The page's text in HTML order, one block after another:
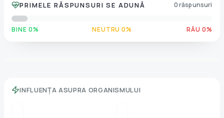
PRIMELE RĂSPUNSURI SE ADUNĂ 0 răspunsuri
BINE 0% NEUTRU 0% RĂU 0%
INFLUENȚA ASUPRA ORGANISMULUI